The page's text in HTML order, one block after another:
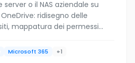
o il NAS aziendale su
ridisegno delle
mappatura dei permessi
Microsoft 365 +1